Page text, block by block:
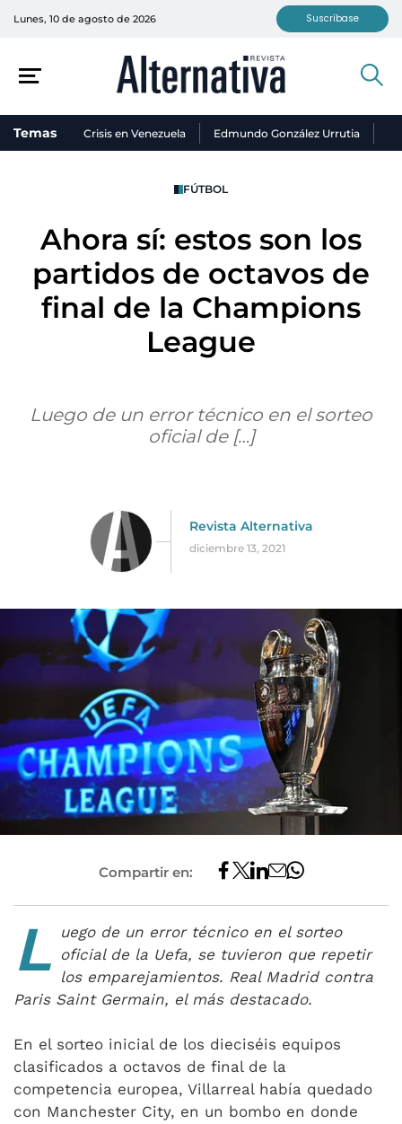
Lunes, 10 de agosto de 2026 Suscríbase
Temas Crisis en Venezuela Edmundo González Urrutia
FÚTBOL
Ahora sí: estos son los
partidos de octavos de
final de la Champions
League
Luego de un error técnico en el sorteo
oficial de […]
Revista Alternativa
diciembre 13, 2021
Compartir en:
L uego de un error técnico en el sorteo
oficial de la Uefa, se tuvieron que repetir
los emparejamientos. Real Madrid contra
Paris Saint Germain, el más destacado.
En el sorteo inicial de los dieciséis equipos
clasificados a octavos de final de la
competencia europea, Villarreal había quedado
con Manchester City, en un bombo en donde